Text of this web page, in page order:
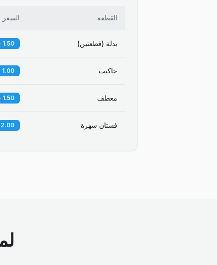
القطعة السعر
بدلة (قطعتين) 1.50 - 2.00 BD
جاكيت 1.00 - 1.50 BD
معطف 1.50 - 2.50 BD
فستان سهرة 2.00 - 3.00 BD